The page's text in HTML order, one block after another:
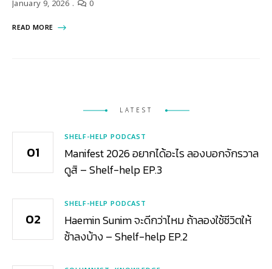
January 9, 2026 0
READ MORE
LATEST
SHELF-HELP PODCAST
Manifest 2026 อยากได้อะไร ลองบอกจักรวาล
ดูสิ – Shelf-help EP.3
SHELF-HELP PODCAST
Haemin Sunim จะดีกว่าไหม ถ้าลองใช้ชีวิตให้
ช้าลงบ้าง – Shelf-help EP.2